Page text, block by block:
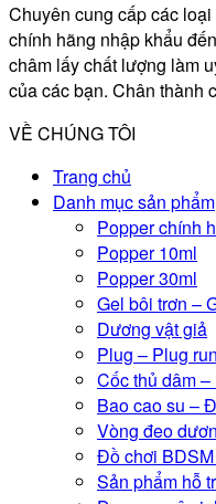
Chuyên cung cấp các
chính hãng nhập khẩu
châm lấy chất lượng làm
của các bạn. Chân thành
VỀ CHÚNG TÔI
Trang chủ
Danh mục sản phẩm
Popper chính
Popper 10ml
Popper 30ml
Gel bôi trơn –
Dương vật giả
Plug – Plug
Cốc thủ dâm
Bao cao su –
Vòng đeo
Đồ chơi
Sản phẩm hỗ